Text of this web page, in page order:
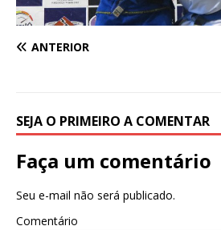
ANTERIOR
SEJA O PRIMEIRO A COMENTAR
Faça um comentário
Seu e-mail não será publicado.
Comentário